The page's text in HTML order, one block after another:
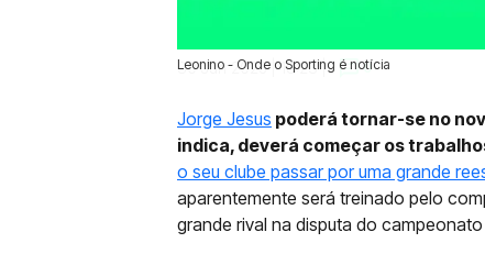
Leonino - Onde o Sporting é notícia
30 Jun 2025 | 18:23 | 0
Jorge Jesus poderá tornar-se no
indica, deverá começar os
o seu clube passar por uma grande
aparentemente será treinado pelo
grande rival na disputa do campeonato